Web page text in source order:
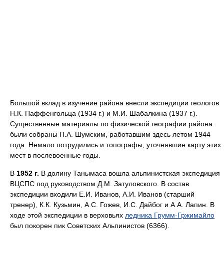
Большой вклад в изучение района внесли экспедиции геологов
Н.К. Паффенгольца (1934 г.) и М.И. Шабалкина (1937 г.).
Существенные материалы по физической географии района
были собраны П.А. Шумским, работавшим здесь летом 1944
года. Немало потрудились и топографы, уточнявшие карту этих
мест в послевоенные годы.
В 1952 г. В долину Танымаса вошла альпинистская экспедиция
ВЦСПС под руководством Д.М. Затуловского. В состав
экспедиции входили Е.И. Иванов, А.И. Иванов (старший
тренер), К.К. Кузьмин, А.С. Гожев, И.С. Дайбог и А.А. Лапин. В
ходе этой экспедиции в верховьях ледника Грумм-Гржимайло
был покорен пик Советских Альпинистов (6366).